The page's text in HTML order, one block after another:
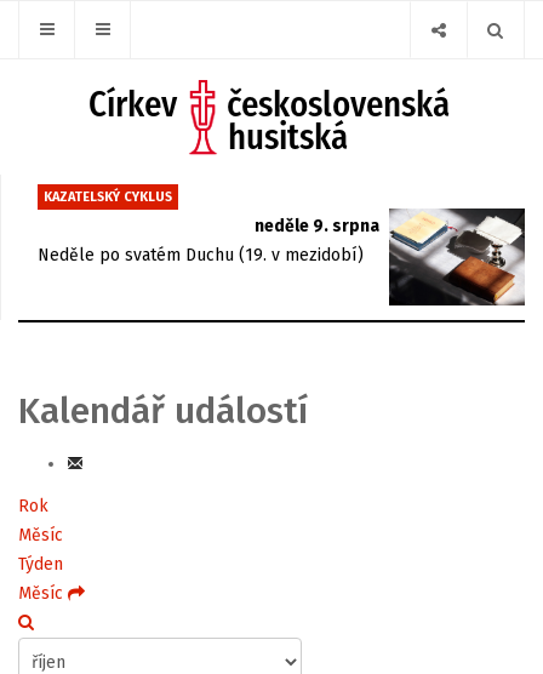
KAZATELSKÝ CYKLUS
neděle 9. srpna
Neděle po svatém Duchu (19. v mezidobí)
Kalendář událostí
Rok
Měsíc
Týden
Měsíc